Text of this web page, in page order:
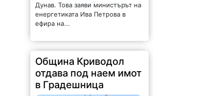
Дунав. Това заяви министърът на
енергетиката Ива Петрова в
ефира на...
Община Криводол
отдава под наем имот
в Градешница